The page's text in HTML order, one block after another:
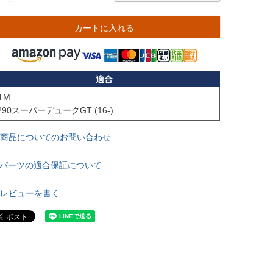
カートに入れる
適合
スーパーデュークGT (16-)
商品についてのお問い合わせ
パーツの適合保証について
レビューを書く